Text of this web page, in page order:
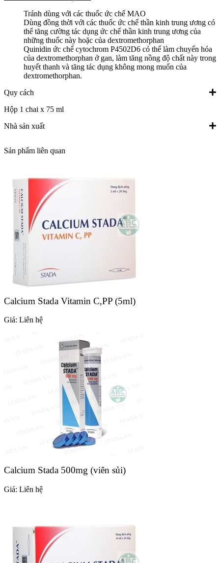
Tránh dùng với các thuốc ức chế MAO
Dùng đồng thời với các thuốc ức chế thần kinh trung ương có
thể tăng cường tác dụng ức chế thần kinh trung ương của
những thuốc này hoặc của dextromethorphan
Quinidin ức chế cytochrom P4502D6 có thể làm chuyển hóa
của dextromethorphan ở gan, làm tăng nồng độ chất này trong
huyết thanh và tăng tác dụng không mong muốn của
dextromethorphan.
Quy cách
Hộp 1 chai x 75 ml
Nhà sản xuất
Sản phẩm liên quan
Calcium Stada Vitamin C,PP (5ml)
Giá: Liên hệ
Calcium Stada 500mg (viên sủi)
Giá: Liên hệ